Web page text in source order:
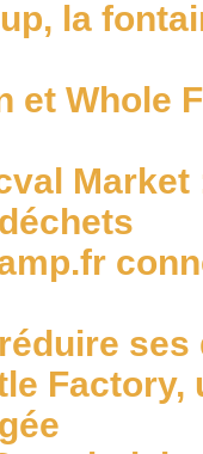
la
et Whole